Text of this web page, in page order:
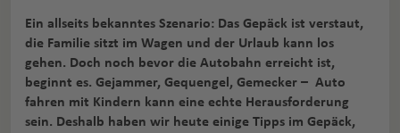
Ein allseits bekanntes Szenario: Das Gepäck ist verstaut,
die Familie sitzt im Wagen und der Urlaub kann los
gehen. Doch noch bevor die Autobahn erreicht ist,
beginnt es. Gejammer, Gequengel, Gemecker – Auto
fahren mit Kindern kann eine echte Herausforderung
sein. Deshalb haben wir heute einige Tipps im Gepäck,